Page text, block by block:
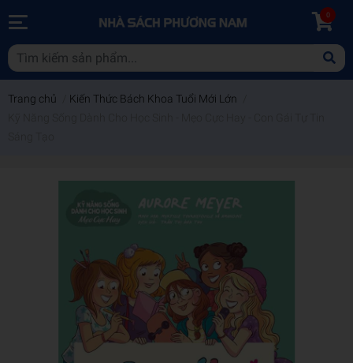
0
Trang chủ Kiến Thức Bách Khoa Tuổi Mới Lớn